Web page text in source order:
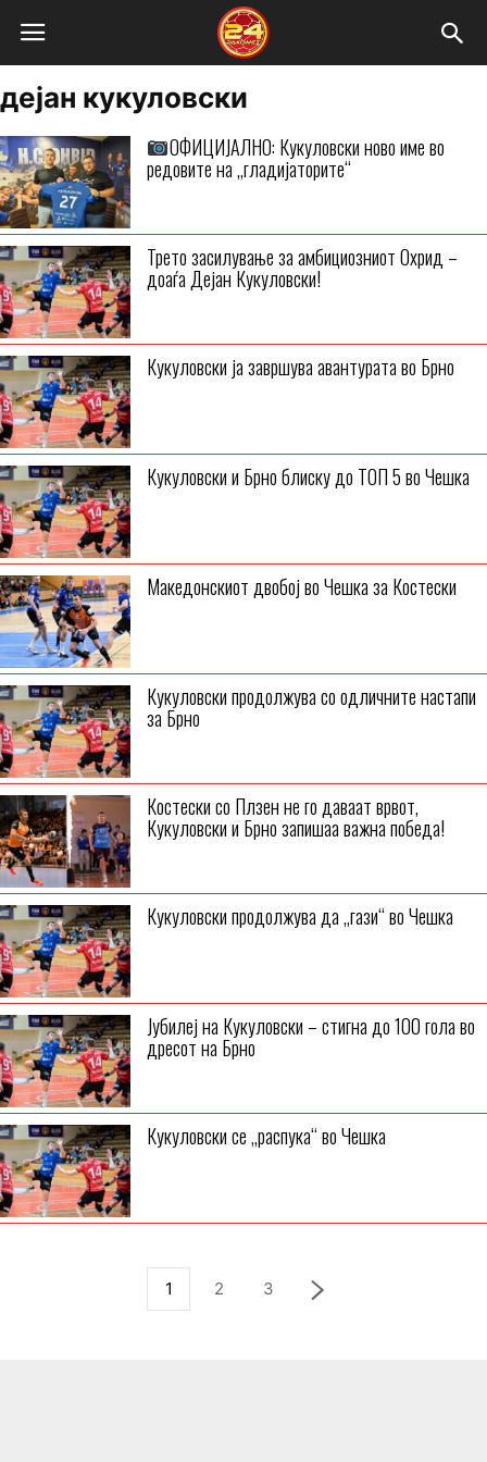
дејан кукуловски
ОФИЦИЈАЛНО: Кукуловски ново име во
редовите на „гладијаторите“
Трето засилување за амбициозниот Охрид –
доаѓа Дејан Кукуловски!
Кукуловски ја завршува авантурата во Брно
Кукуловски и Брно блиску до ТОП 5 во Чешка
Македонскиот двобој во Чешка за Костески
Кукуловски продолжува со одличните настапи
за Брно
Костески со Плзен не го даваат врвот,
Кукуловски и Брно запишаа важна победа!
Кукуловски продолжува да „гази“ во Чешка
Јубилеј на Кукуловски – стигна до 100 гола во
дресот на Брно
Кукуловски се „распука“ во Чешка
1 2 3